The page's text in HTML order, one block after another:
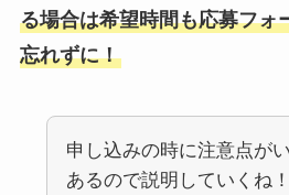
る場合は希望時間も応募フォ
忘れずに！
申し込みの時に注意点が
あるので説明していくね！